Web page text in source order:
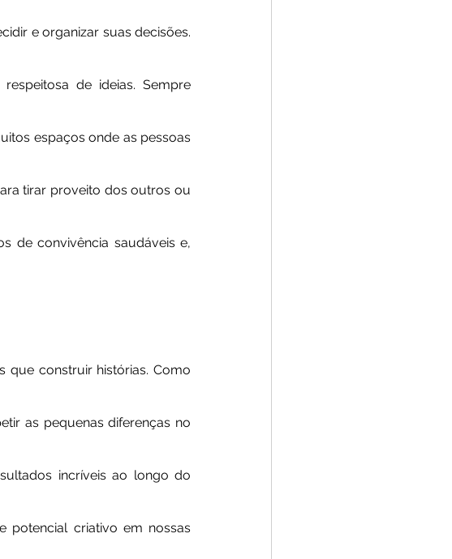
e organizar suas decisões.
de ideias. Sempre
espaços onde as pessoas
tirar proveito dos outros ou
de convivência saudáveis e,
que construir histórias. Como
as pequenas diferenças no
incríveis ao longo do
potencial criativo em nossas